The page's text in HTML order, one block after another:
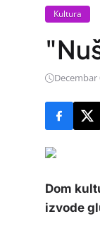
Kultura
Decembar
Dom
izvode